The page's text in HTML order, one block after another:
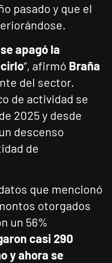
pasado y que el
apagó la
”, afirmó Braña
del sector.
de actividad se
2025 y desde
descenso
de
que mencionó
otorgados
un 56%
casi 290
y ahora se